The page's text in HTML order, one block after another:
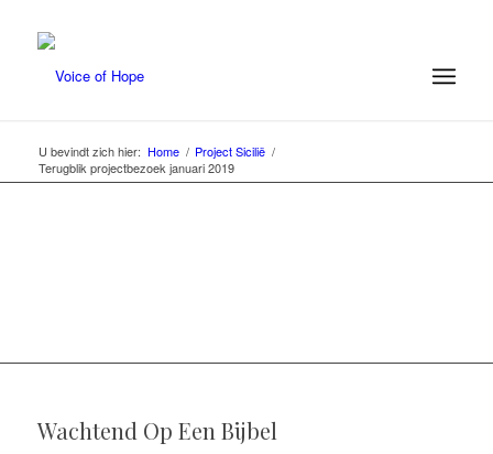
U bevindt zich hier: Home / Project Sicilië /
Terugblik projectbezoek januari 2019
Wachtend Op Een Bijbel